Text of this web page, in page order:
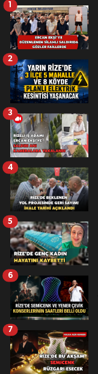
1
2
3
4
5
6
7